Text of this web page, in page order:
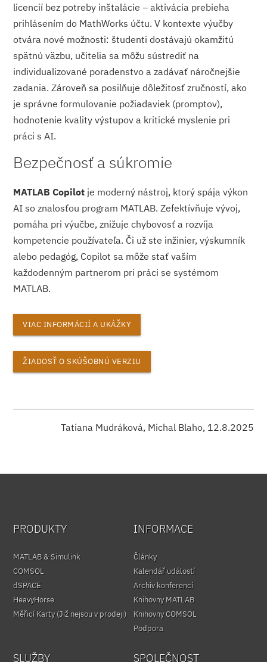
licencií bez potreby inštalácie – aktivácia prebieha
prihlásením do MathWorks účtu. V kontexte výučby
otvára nové možnosti: študenti dostávajú okamžitú
spätnú väzbu, učitelia sa môžu sústrediť na
individualizované poradenstvo a zadávať náročnejšie
zadania. Zároveň sa posilňuje dôležitosť zručností, ako
je správne formulovanie požiadaviek (promptov),
hodnotenie kvality výstupov a kritické myslenie pri
práci s AI.
Bezpečnosť a súkromie
MATLAB Copilot je moderný nástroj, ktorý spája výkon
AI so znalosťou program MATLAB. Zefektívňuje vývoj,
pomáha pri výučbe, znižuje chybovosť a rozvíja
kompetencie používateľa. Či už ste inžinier, výskumník
alebo pedagóg, Copilot sa môže stať vaším
každodenným partnerom pri práci se systémom
MATLAB.
VIAC INFORMÁCIÍ A UKÁŽKY
ŽIADOSŤ O SKÚŠOBNÚ VERZIU
Tatiana Mudráková, Michal Blaho, 12.8.2025
PRODUKTY
MATLAB & Simulink
COMSOL
dSPACE
HeavyHorse
Měřicí Karty (Již nejsou v prodeji)
INFORMACE
Články
Kalendář událostí
Archiv konferencí
Knihovny MATLAB
Knihovny COMSOL
Podpora
SLUŽBY SPOLEČNOST